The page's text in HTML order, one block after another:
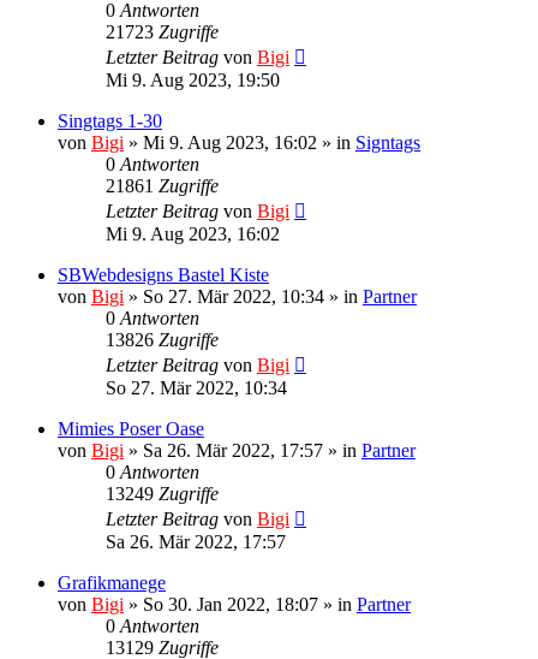
0 Antworten
21723 Zugriffe
Letzter Beitrag von Bigi
Mi 9. Aug 2023, 19:50
Singtags 1-30
von Bigi » Mi 9. Aug 2023, 16:02 » in Signtags
0 Antworten
21861 Zugriffe
Letzter Beitrag von Bigi
Mi 9. Aug 2023, 16:02
SBWebdesigns Bastel Kiste
von Bigi » So 27. Mär 2022, 10:34 » in Partner
0 Antworten
13826 Zugriffe
Letzter Beitrag von Bigi
So 27. Mär 2022, 10:34
Mimies Poser Oase
von Bigi » Sa 26. Mär 2022, 17:57 » in Partner
0 Antworten
13249 Zugriffe
Letzter Beitrag von Bigi
Sa 26. Mär 2022, 17:57
Grafikmanege
von Bigi » So 30. Jan 2022, 18:07 » in Partner
0 Antworten
13129 Zugriffe